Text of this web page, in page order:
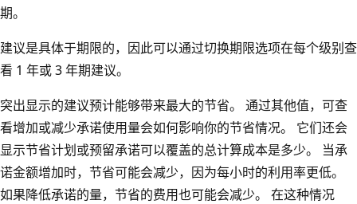
期。
建议是具体于期限的，因此可以通过切换期限选项在每个级别查
看 1 年或 3 年期建议。
突出显示的建议预计能够带来最大的节省。 通过其他值，可查
看增加或减少承诺使用量会如何影响你的节省情况。 它们还会
显示节省计划或预留承诺可以覆盖的总计算成本是多少。 当承
诺金额增加时，节省可能会减少，因为每小时的利用率更低。
如果降低承诺的量，节省的费用也可能会减少。 在这种情况